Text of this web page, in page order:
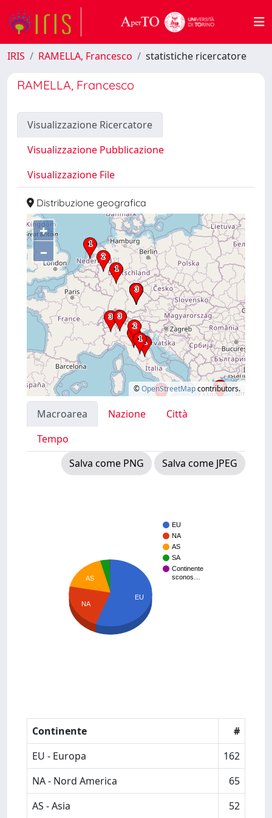
IRIS RAMELLA, Francesco statistiche ricercatore
RAMELLA, Francesco
Visualizzazione Ricercatore
Visualizzazione Pubblicazione
Visualizzazione File
Distribuzione geografica
+
–
©OpenStreetMapcontributors.
Macroarea Nazione
Città
Tempo
Salva come PNG
Salva come JPEG
EU
NA
AS
SA
Continente
sconos…
AS
NA
EU
Continente
#
EU - Europa
162
NA - Nord America
65
AS - Asia
52